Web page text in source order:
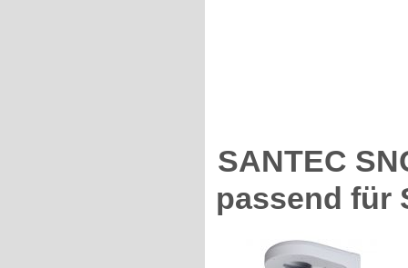
SANTEC
passend für